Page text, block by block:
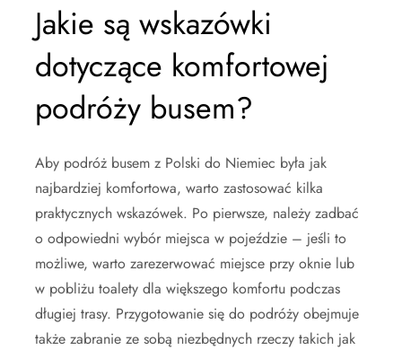
Jakie są wskazówki
dotyczące komfortowej
podróży busem?
Aby podróż busem z Polski do Niemiec była jak
najbardziej komfortowa, warto zastosować kilka
praktycznych wskazówek. Po pierwsze, należy zadbać
o odpowiedni wybór miejsca w pojeździe – jeśli to
możliwe, warto zarezerwować miejsce przy oknie lub
w pobliżu toalety dla większego komfortu podczas
długiej trasy. Przygotowanie się do podróży obejmuje
także zabranie ze sobą niezbędnych rzeczy takich jak